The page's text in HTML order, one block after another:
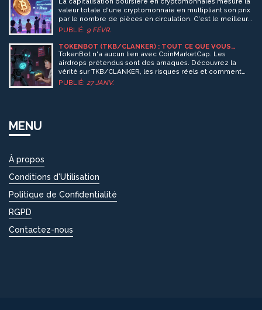
valeur totale d'une cryptomonnaie en multipliant son prix
par le nombre de pièces en circulation. C'est le meilleur
indicateur pour comparer les projets, évaluer les risques
PUBLIÉ: 9 FÉVR.
TOKENBOT (TKB/CLANKER) : TOUT CE QUE VOUS
DEVEZ SAVOIR SUR L'AIRDROP ET LES VRAIS RISQUES
TokenBot n'a aucun lien avec CoinMarketCap. Les
airdrops prétendus sont des arnaques. Découvrez la
vérité sur TKB/CLANKER, les risques réels et comment
éviter de perdre votre argent en 2026.
PUBLIÉ: 27 JANV.
MENU
À propos
Conditions d'Utilisation
Politique de Confidentialité
RGPD
Contactez-nous